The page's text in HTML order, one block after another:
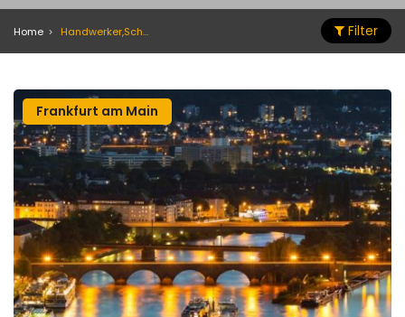
Home Handwerker,Schreiner,Gebäude und Anlagen,Türen Und Fenster Filter
Frankfurt am Main